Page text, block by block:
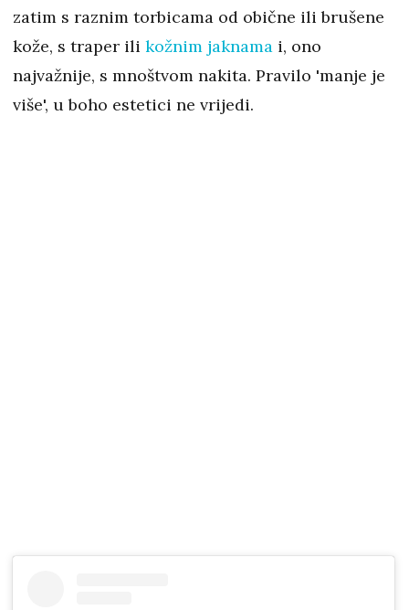
zatim s raznim torbicama od obične ili brušene
kože, s traper ili kožnim jaknama i, ono
najvažnije, s mnoštvom nakita. Pravilo 'manje je
više', u boho estetici ne vrijedi.